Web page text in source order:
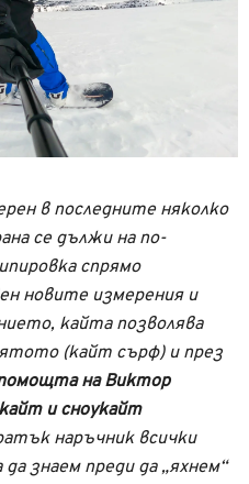
в последните няколко
се дължи на по-
спрямо
новите измерения и
кайта позволява
(кайт сърф) и през
на Виктор
и сноукайт
наръчник всички
знаем преди да „яхнем“